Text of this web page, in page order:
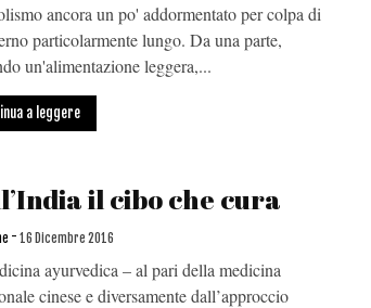
ancora un po' addormentato per colpa di
particolarmente lungo. Da una parte,
un'alimentazione leggera,...
a leggere
il cibo che cura
- 16 Dicembre 2016
ayurvedica – al pari della medicina
cinese e diversamente dall’approccio